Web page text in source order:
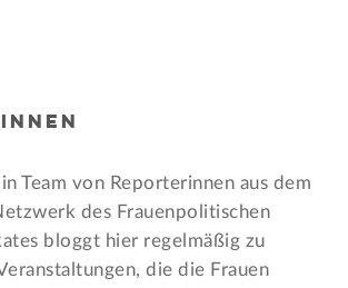
Team von Reporterinnen aus dem
des Frauen­politischen
bloggt hier regelmäßig zu
die die Frauen